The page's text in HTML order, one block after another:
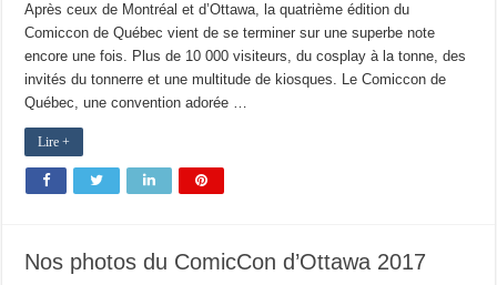
Après ceux de Montréal et d’Ottawa, la quatrième édition du
Comiccon de Québec vient de se terminer sur une superbe note
encore une fois. Plus de 10 000 visiteurs, du cosplay à la tonne, des
invités du tonnerre et une multitude de kiosques. Le Comiccon de
Québec, une convention adorée …
Lire +
Nos photos du ComicCon d’Ottawa 2017